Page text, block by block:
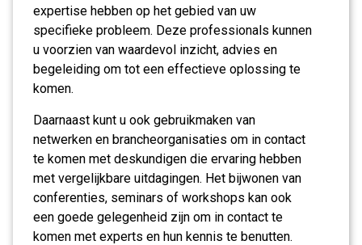
expertise hebben op het gebied van uw
specifieke probleem. Deze professionals kunnen
u voorzien van waardevol inzicht, advies en
begeleiding om tot een effectieve oplossing te
komen.
Daarnaast kunt u ook gebruikmaken van
netwerken en brancheorganisaties om in contact
te komen met deskundigen die ervaring hebben
met vergelijkbare uitdagingen. Het bijwonen van
conferenties, seminars of workshops kan ook
een goede gelegenheid zijn om in contact te
komen met experts en hun kennis te benutten.